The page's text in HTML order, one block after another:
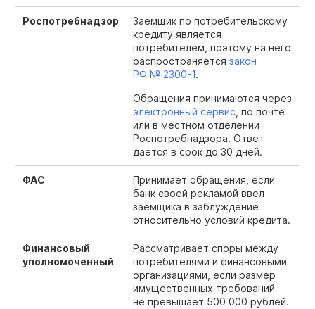
Роспотребнадзор
Заемщик по потребительскому
кредиту является
потребителем, поэтому на него
распространяется закон
РФ № 2300-1.
Обращения принимаются через
электронный сервис , по почте
или в местном отделении
Роспотребнадзора. Ответ
дается в срок до 30 дней.
ФАС
Принимает обращения, если
банк своей рекламой ввел
заемщика в заблуждение
относительно условий кредита.
Финансовый
уполномоченный
Рассматривает споры между
потребителями и финансовыми
организациями, если размер
имущественных требований
не превышает 500 000 рублей.